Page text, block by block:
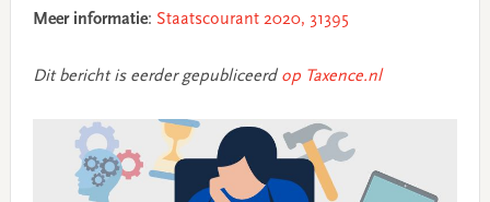
Meer informatie: Staatscourant 2020, 31395
Dit bericht is eerder gepubliceerd op Taxence.nl